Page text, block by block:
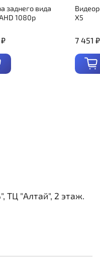
заднего вида
1080p
X5
7 451 ₽
ТЦ "Алтай", 2 этаж.